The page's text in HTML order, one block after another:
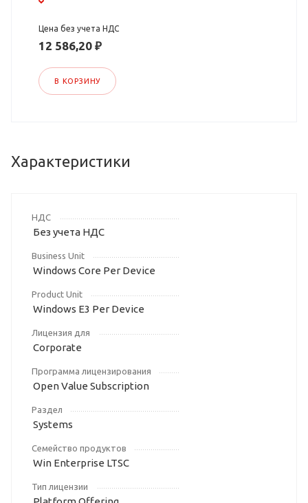
Цена без учета НДС
12 586,20 ₽
В КОРЗИНУ
Характеристики
НДС
Без учета НДС
Business Unit
Windows Core Per Device
Product Unit
Windows E3 Per Device
Лицензия для
Corporate
Программа лицензирования
Open Value Subscription
Раздел
Systems
Семейство продуктов
Win Enterprise LTSC
Тип лицензии